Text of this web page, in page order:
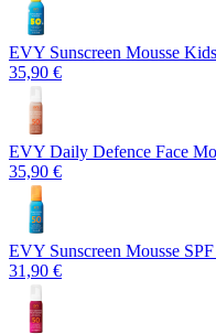
EVY Sunscreen Mousse
35,90 €
EVY Daily Defence Face
35,90 €
EVY Sunscreen Mousse
31,90 €